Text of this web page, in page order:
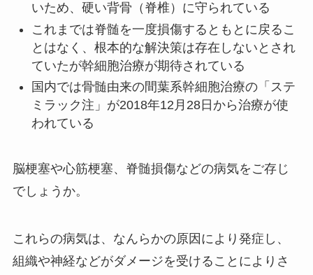
いため、硬い背骨（脊椎）に守られている
これまでは脊髄を一度損傷するともとに戻るこ
とはなく、根本的な解決策は存在しないとされ
ていたが幹細胞治療が期待されている
国内では骨髄由来の間葉系幹細胞治療の「ステ
ミラック注」が2018年12月28日から治療が使
われている
脳梗塞や心筋梗塞、脊髄損傷などの病気をご存じ
でしょうか。
これらの病気は、なんらかの原因により発症し、
組織や神経などがダメージを受けることによりさ